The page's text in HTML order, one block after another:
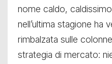
nome caldo,
nell’ultima stagione ha
rimbalzata sulle
strategia di mercato: